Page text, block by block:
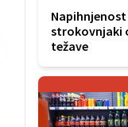
strokovnjaki
težave